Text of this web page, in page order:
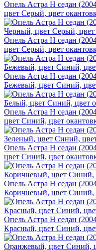
Опель Астра H седан
цвет Серый, цвет
Опель Астра H седан
цвет Серый, цвет
Опель Астра H седан
Бежевый, цвет Синий,
Опель Астра H седан
цвет Синий, цвет
Опель Астра H седан
цвет Синий, цвет
Опель Астра H седан
Коричневый, цвет Синий,
Опель Астра H седан
Красный, цвет Синий,